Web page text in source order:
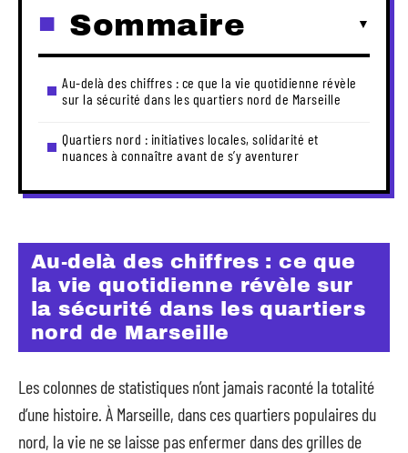
Sommaire
Au-delà des chiffres : ce que la vie quotidienne révèle
sur la sécurité dans les quartiers nord de Marseille
Quartiers nord : initiatives locales, solidarité et
nuances à connaître avant de s’y aventurer
Au-delà des chiffres : ce que
la vie quotidienne révèle sur
la sécurité dans les quartiers
nord de Marseille
Les colonnes de statistiques n’ont jamais raconté la totalité
d’une histoire. À Marseille, dans ces quartiers populaires du
nord, la vie ne se laisse pas enfermer dans des grilles de